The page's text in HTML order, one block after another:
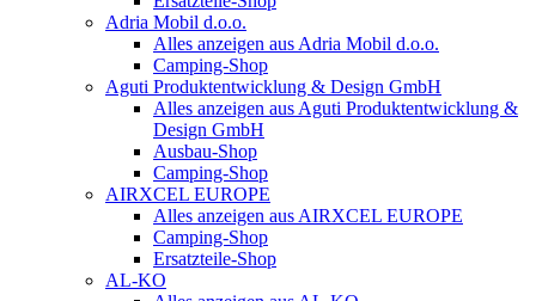
Adria Mobil d.o.o.
Alles anzeigen aus Adria Mobil d.o.o.
Camping-Shop
Aguti Produktentwicklung & Design GmbH
Alles anzeigen aus Aguti Produktentwicklung &
Design GmbH
Ausbau-Shop
Camping-Shop
AIRXCEL EUROPE
Alles anzeigen aus AIRXCEL EUROPE
Camping-Shop
Ersatzteile-Shop
AL-KO